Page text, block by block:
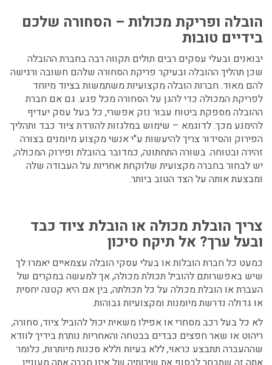
הובלה ופריקת מכולות – הסחורה שלכם
בידיים טובות
יבואנים ובעלי עסקים רבים תולים תקווה רבה בחברת ההובלה
שכן תהליך ההובלה ובעיקר פריקת הסחורה שלהם חשובה ורגישה
להם מאוד. חברות הובלה מקצועיות משתמשות בציוד מיוחד
לפריקת המכולה כדי להגן על הסחורה מכל פגע. גם אם חברת
ההובלה מספקת ביטוח עבור נזק אפשרי, כל בעל עסק יעדיף
להימנע מכך. לדוגמא – שימוש במלגזות להורדת ציוד כבד ותהליך
הפירוק והסידור צריך להיעשות ע"י אנשי מקצוע מיומנים בצורה
זהירה ובטוחה. בשורה התחתונה, כמדובר בהובלת ופירוק המכולה,
יש לבחור בחברה מקצועית שלוקחת אחריות על העבודה שלה
ומבצעת אותה על הצד הטוב ביותר.
צריך הובלת מכולה או הובלת ציוד כבד
ובעל ערך? אל תיקח סיכון
כמעט כל חברת הובלות או בעלי עסקי הובלה עצמאיים יאמרו לך
שיש באפשרותם להוביל תכולת מכולה, אך למעשה במקרים של
העברת או הובלת מכולה על כל תכולתה, בין אם היא קטנה יחסית
או גדולה נדרשת מיומנות ומקצועיות גבוהות.
לא כל בעל רכב מסחרי או אפילו משאית יכול להוביל ציוד, סחורה,
ריהוט או שאר חפצים כבדים בבטחה והאחריות נותרת בידיך לוודא
שההעברה תתבצע כראוי, ללא בעיות וללא סכנות מיותרות, כלומר